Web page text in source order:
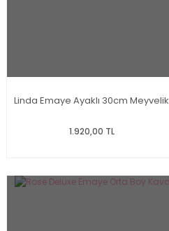
Linda Emaye Ayaklı 30cm Meyvelik
1.920,00 TL